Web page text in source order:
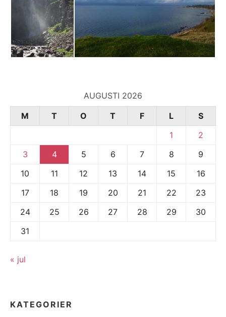
AUGUSTI 2026
M
T O T F L
S
1
2
3
4 5 6 7 8
9
10
11 12 13 14 15
16
17
18 19 20 21 22
23
24
25 26 27 28 29
30
31
« jul
KATEGORIER